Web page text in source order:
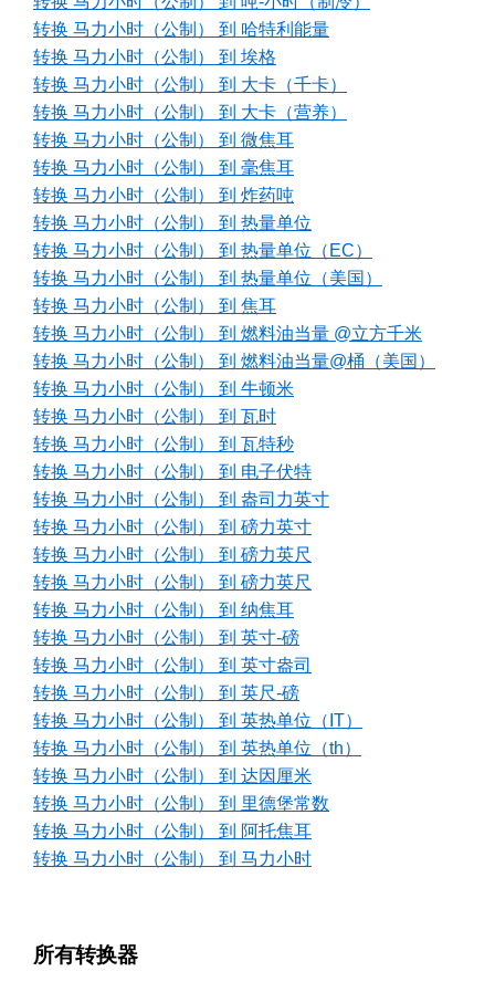
转换 马力小时（公制） 到 哈特利能量
转换 马力小时（公制） 到 埃格
转换 马力小时（公制） 到 大卡（千卡）
转换 马力小时（公制） 到 大卡（营养）
转换 马力小时（公制） 到 微焦耳
转换 马力小时（公制） 到 毫焦耳
转换 马力小时（公制） 到 炸药吨
转换 马力小时（公制） 到 热量单位
转换 马力小时（公制） 到 热量单位（EC）
转换 马力小时（公制） 到 热量单位（美国）
转换 马力小时（公制） 到 焦耳
转换 马力小时（公制） 到 燃料油当量 @立方千米
转换 马力小时（公制） 到 燃料油当量@桶（美国）
转换 马力小时（公制） 到 牛顿米
转换 马力小时（公制） 到 瓦时
转换 马力小时（公制） 到 瓦特秒
转换 马力小时（公制） 到 电子伏特
转换 马力小时（公制） 到 盎司力英寸
转换 马力小时（公制） 到 磅力英寸
转换 马力小时（公制） 到 磅力英尺
转换 马力小时（公制） 到 磅力英尺
转换 马力小时（公制） 到 纳焦耳
转换 马力小时（公制） 到 英寸-磅
转换 马力小时（公制） 到 英寸盎司
转换 马力小时（公制） 到 英尺-磅
转换 马力小时（公制） 到 英热单位（IT）
转换 马力小时（公制） 到 英热单位（th）
转换 马力小时（公制） 到 达因厘米
转换 马力小时（公制） 到 里德堡常数
转换 马力小时（公制） 到 阿托焦耳
转换 马力小时（公制） 到 马力小时
所有转换器